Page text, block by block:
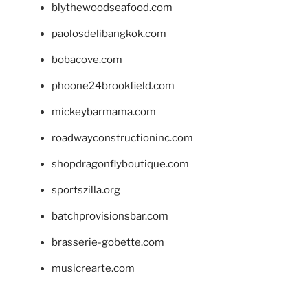
blythewoodseafood.com
paolosdelibangkok.com
bobacove.com
phoone24brookfield.com
mickeybarmama.com
roadwayconstructioninc.com
shopdragonflyboutique.com
sportszilla.org
batchprovisionsbar.com
brasserie-gobette.com
musicrearte.com